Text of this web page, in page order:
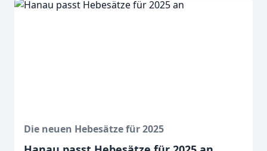
Die neuen Hebesätze für 2025